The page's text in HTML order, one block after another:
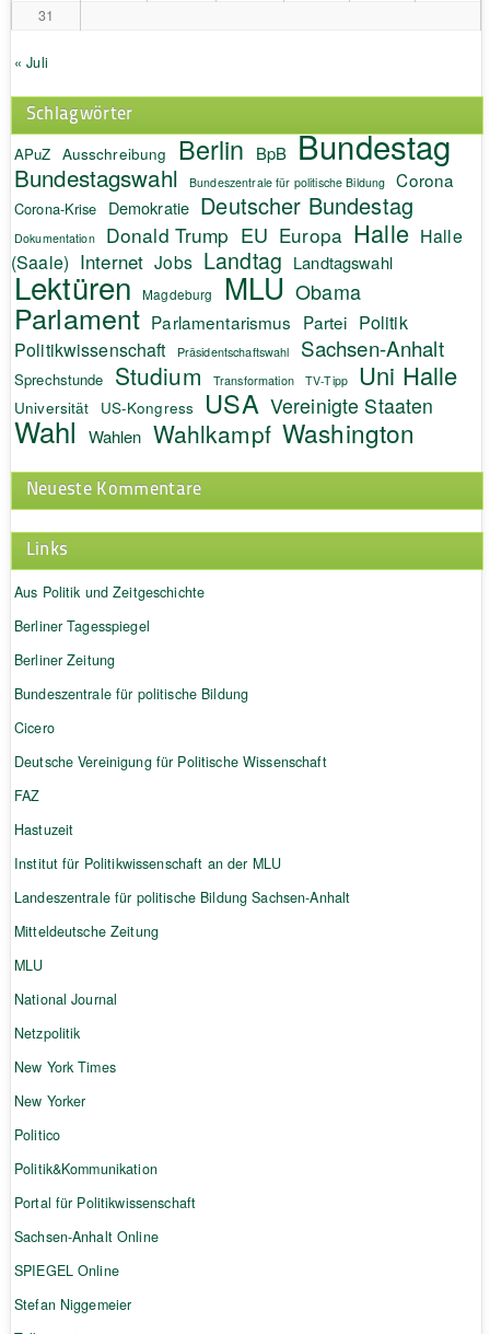
31
« Juli
Schlagwörter
APuZ Ausschreibung Berlin BpB Bundestag
Bundestagswahl Bundeszentrale für politische Bildung Corona
Corona-Krise Demokratie Deutscher Bundestag
Dokumentation Donald Trump EU Europa Halle Halle
(Saale) Internet Jobs Landtag Landtagswahl
Lektüren Magdeburg MLU Obama
Parlament Parlamentarismus Partei Politik
Politikwissenschaft Präsidentschaftswahl Sachsen-Anhalt
Sprechstunde Studium Transformation TV-Tipp Uni Halle
Universität US-Kongress USA Vereinigte Staaten
Wahl Wahlen Wahlkampf Washington
Neueste Kommentare
Links
Aus Politik und Zeitgeschichte
Berliner Tagesspiegel
Berliner Zeitung
Bundeszentrale für politische Bildung
Cicero
Deutsche Vereinigung für Politische Wissenschaft
FAZ
Hastuzeit
Institut für Politikwissenschaft an der MLU
Landeszentrale für politische Bildung Sachsen-Anhalt
Mitteldeutsche Zeitung
MLU
National Journal
Netzpolitik
New York Times
New Yorker
Politico
Politik&Kommunikation
Portal für Politikwissenschaft
Sachsen-Anhalt Online
SPIEGEL Online
Stefan Niggemeier